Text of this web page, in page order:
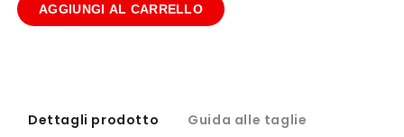
AGGIUNGI AL CARRELLO
Dettagli prodotto Guida alle taglie